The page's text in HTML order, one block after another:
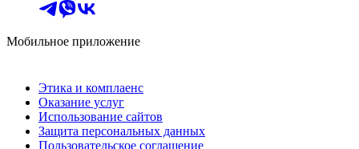
Мобильное приложение
Этика и комплаенс
Оказание услуг
Использование сайтов
Защита персональных данных
Пользовательское соглашение